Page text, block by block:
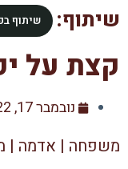
שיתוף: שיתוף
קצת על
נובמבר 17, 2022
משפחה | אדמה |